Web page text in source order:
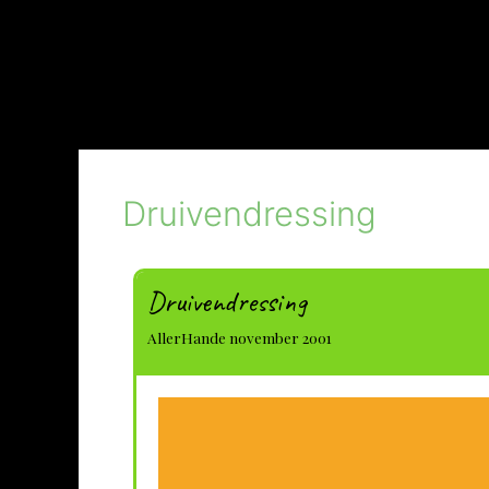
Druivendressing
Druivendressing
AllerHande november 2001